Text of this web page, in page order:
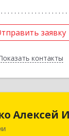
заявку
контакты
заявку
Назад
Алексей
Алексей
край,